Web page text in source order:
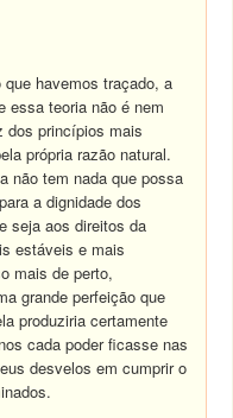
havemos traçado, a
essa teoria não é nem
dos princípios mais
própria razão natural.
não tem nada que possa
a dignidade dos
seja aos direitos da
estáveis e mais
mais de perto,
grande perfeição que
produziria certamente
cada poder ficasse nas
desvelos em cumprir o